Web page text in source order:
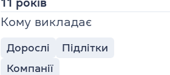
11 років
Кому викладає
Дорослі
Підлітки
Компанії